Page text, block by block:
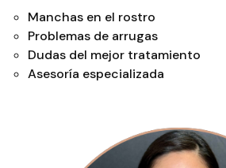
Manchas en el rostro
Problemas de arrugas
Dudas del mejor tratamiento
Asesoría especializada